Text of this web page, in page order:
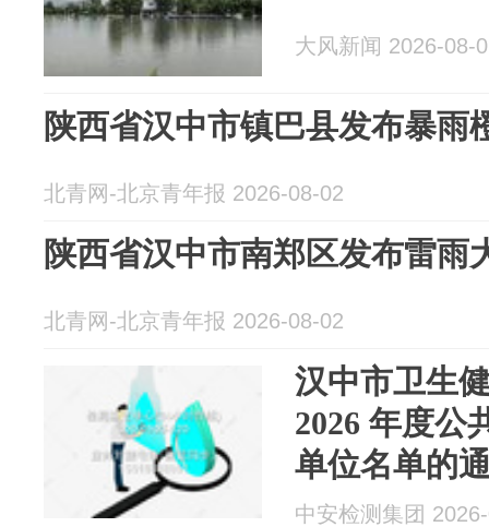
大风新闻 2026-08-
陕西省汉中市镇巴县发布暴雨
北青网-北京青年报 2026-08-02
陕西省汉中市南郑区发布雷雨
北青网-北京青年报 2026-08-02
汉中市卫生
2026 年度公
单位名单的
中安检测集团